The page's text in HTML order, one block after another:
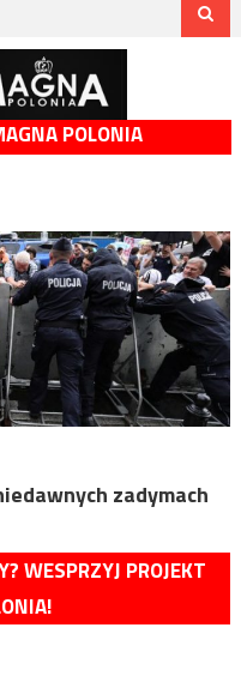
POLONIA
zadymach
WESPRZYJ PROJEKT